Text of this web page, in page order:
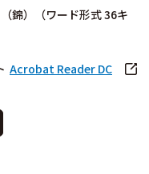
錦）（ワード形式 36キ
Acrobat Reader DC